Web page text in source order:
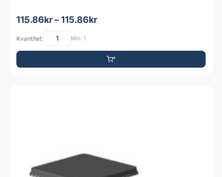
115.86kr – 115.86kr
Kvantitet: Min: 1